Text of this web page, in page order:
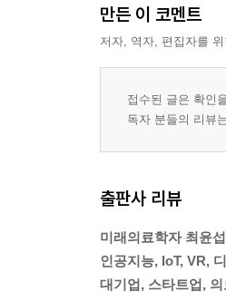
눔, 체중 감량 및 당
· VR을 이용한 공포
XBOX 게임, 그리고
‘오즈의 마법사’
버추얼 이라크의 치
화상 환자의 VR 진통
· 더 많은 디지털 치
알츠하이머 치료 앱,
우울증 치료 챗봇, 워
만든 이 코멘트
저자, 역자, 편집자를
접수된 글은 확인
독자 분들의 리뷰
출판사 리뷰
미래의료학자 최윤
인공지능, IoT, VR,
대기업, 스타트업,